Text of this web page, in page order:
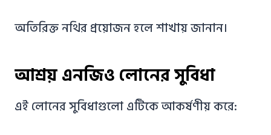
অতিরিক্ত নথির প্রয়োজন হলে শাখায় জানান।
আশ্রয় এনজিও লোনের সুবিধা
এই লোনের সুবিধাগুলো এটিকে আকর্ষণীয় করে: